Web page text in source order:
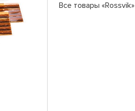
Все товары «Rossvik»